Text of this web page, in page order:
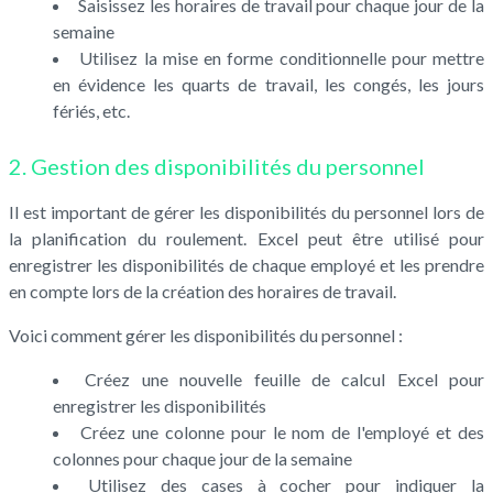
Saisissez les horaires de travail pour chaque jour de la
semaine
Utilisez la mise en forme conditionnelle pour mettre
en évidence les quarts de travail, les congés, les jours
fériés, etc.
2. Gestion des disponibilités du personnel
Il est important de gérer les disponibilités du personnel lors de
la planification du roulement. Excel peut être utilisé pour
enregistrer les disponibilités de chaque employé et les prendre
en compte lors de la création des horaires de travail.
Voici comment gérer les disponibilités du personnel :
Créez une nouvelle feuille de calcul Excel pour
enregistrer les disponibilités
Créez une colonne pour le nom de l'employé et des
colonnes pour chaque jour de la semaine
Utilisez des cases à cocher pour indiquer la